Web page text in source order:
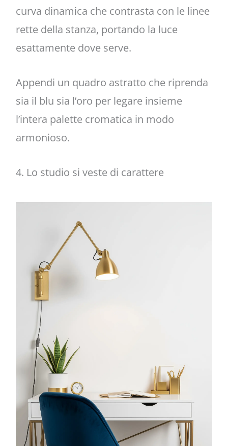
curva dinamica che contrasta con le linee
rette della stanza, portando la luce
esattamente dove serve.
Appendi un quadro astratto che riprenda
sia il blu sia l’oro per legare insieme
l’intera palette cromatica in modo
armonioso.
4. Lo studio si veste di carattere